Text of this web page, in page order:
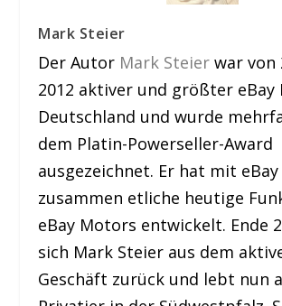
Mark Steier
Der Autor Mark Steier war von
2012 aktiver und größter eBay
Deutschland und wurde
dem Platin-Powerseller-Award
ausgezeichnet. Er hat mit eBay
zusammen etliche heutige
eBay Motors entwickelt. Ende
sich Mark Steier aus dem
Geschäft zurück und lebt nun